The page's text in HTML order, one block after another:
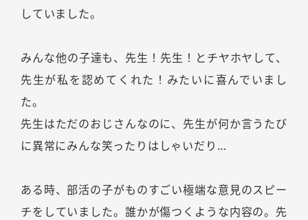
していました。
みんな他の子達も、先生！先生！とチヤホヤして、
先生が私を認めてくれた！みたいに喜んでいまし
た。
先生はただのおじさんなのに、先生が何か言うたび
に異常にみんな笑ったりはしゃいだり…
ある時、部活の子がものすごい極端な意見のスピー
チをしていました。誰かが傷つくような内容の。先